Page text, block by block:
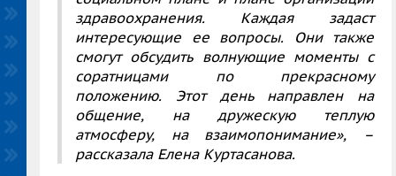
здравоохранения. Каждая задаст
интересующие ее вопросы. Они также
смогут обсудить волнующие моменты с
соратницами по прекрасному
положению. Этот день направлен на
общение, на дружескую теплую
атмосферу, на взаимопонимание», –
рассказала Елена Куртасанова.